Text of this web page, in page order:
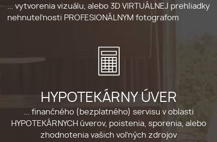
... vytvorenia vizuálu, alebo 3D VIRTUÁLNEJ prehliadky
nehnuteľnosti PROFESIONÁLNYM fotografom
HYPOTEKÁRNY ÚVER
... finančného (bezplatného) servisu v oblasti
HYPOTEKÁRNYCH úverov, poistenia, sporenia, alebo
zhodnotenia vašich voľných zdrojov